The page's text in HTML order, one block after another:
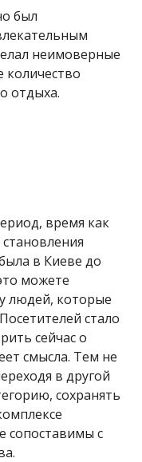
был
неимоверные
отдыха.
время как
в Киеве до
можете
людей, которые
стало
сейчас о
смысла. Тем не
в другой
сохранять
сопоставимы с